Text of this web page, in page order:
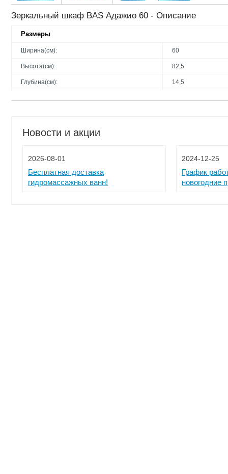
Зеркальный шкаф BAS Адажио 60 - Описание
Размеры
Ширина(см): 60
Высота(см): 82,5
Глубина(см): 14,5
Новости и акции
2026-08-01
Бесплатная доставка
гидромассажных ванн!
2024-12-25
График
новогодние